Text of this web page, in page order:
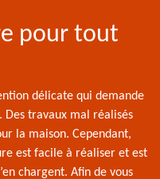
pour tout
délicate qui demande
travaux mal réalisés
la maison. Cependant,
est facile à réaliser et est
chargent. Afin de vous